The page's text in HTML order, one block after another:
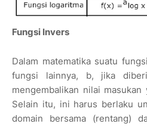
Fungsi Invers
Dalam matematika suatu
fungsi lainnya, b, jika
mengembalikan nilai
Selain itu, ini harus berlaku
domain bersama (rentang)